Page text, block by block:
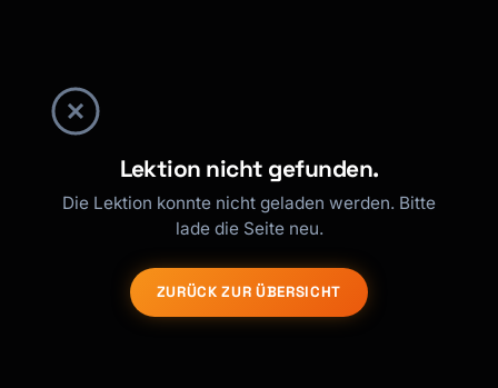
Lektion nicht gefunden.
Die Lektion konnte nicht geladen werden. Bitte
lade die Seite neu.
ZURÜCK ZUR ÜBERSICHT